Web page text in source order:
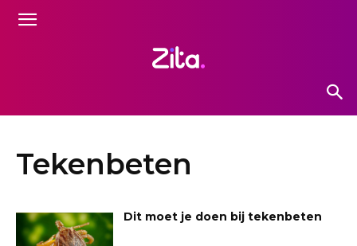
Tekenbeten
Dit moet je doen bij tekenbeten